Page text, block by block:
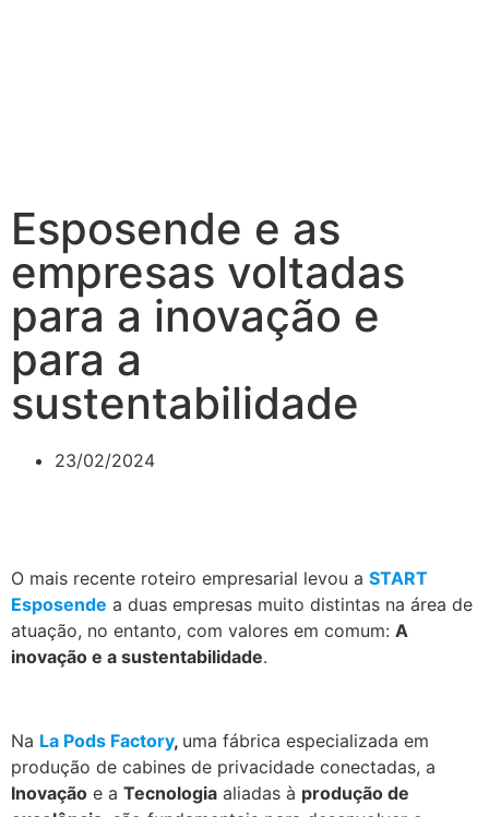
Esposende e as
empresas voltadas
para a inovação e
para a
sustentabilidade
23/02/2024
O mais recente roteiro empresarial levou a START
Esposende a duas empresas muito distintas na área de
atuação, no entanto, com valores em comum: A
inovação e a sustentabilidade.
Na La Pods Factory, uma fábrica especializada em
produção de cabines de privacidade conectadas, a
Inovação e a Tecnologia aliadas à produção de